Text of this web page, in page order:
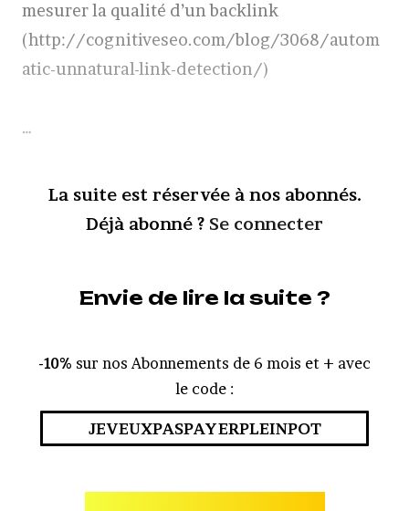
mesurer la qualité d’un backlink
(http://cognitiveseo.com/blog/3068/autom
atic-unnatural-link-detection/)
…
La suite est réservée à nos abonnés.
Déjà abonné ? Se connecter
Envie de lire la suite ?
-10% sur nos Abonnements de 6 mois et + avec
le code :
JEVEUXPASPAYERPLEINPOT